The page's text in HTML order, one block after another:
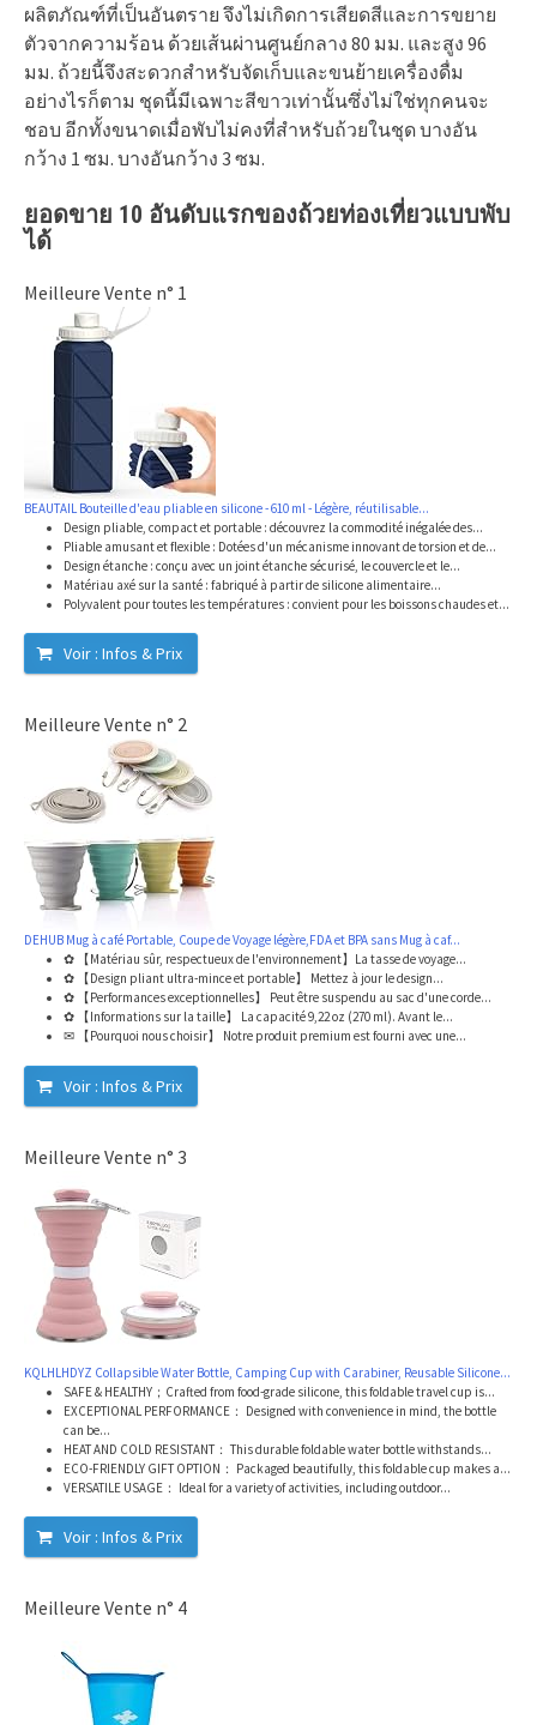
ผลิตภัณฑ์ที่เป็นอันตราย จึงไม่เกิดการเสียดสีและการขยาย
ตัวจากความร้อน ด้วยเส้นผ่านศูนย์กลาง 80 มม. และสูง 96
มม. ถ้วยนี้จึงสะดวกสำหรับจัดเก็บและขนย้ายเครื่องดื่ม
อย่างไรก็ตาม ชุดนี้มีเฉพาะสีขาวเท่านั้นซึ่งไม่ใช่ทุกคนจะ
ชอบ อีกทั้งขนาดเมื่อพับไม่คงที่สำหรับถ้วยในชุด บางอัน
กว้าง 1 ซม. บางอันกว้าง 3 ซม.
ยอดขาย 10 อันดับแรกของถ้วยท่องเที่ยวแบบพับ
ได้
Meilleure Vente n° 1
BEAUTAIL Bouteille d'eau pliable en silicone - 610 ml - Légère, réutilisable...
Design pliable, compact et portable : découvrez la commodité inégalée des...
Pliable amusant et flexible : Dotées d'un mécanisme innovant de torsion et de...
Design étanche : conçu avec un joint étanche sécurisé, le couvercle et le...
Matériau axé sur la santé : fabriqué à partir de silicone alimentaire...
Polyvalent pour toutes les températures : convient pour les boissons chaudes et...
Voir : Infos & Prix
Meilleure Vente n° 2
DEHUB Mug à café Portable, Coupe de Voyage légère,FDA et BPA sans Mug à caf...
✿ 【Matériau sûr, respectueux de l'environnement】La tasse de voyage...
✿ 【Design pliant ultra-mince et portable】 Mettez à jour le design...
✿ 【Performances exceptionnelles】 Peut être suspendu au sac d'une corde...
✿ 【Informations sur la taille】 La capacité 9,22 oz (270 ml). Avant le...
✉ 【Pourquoi nous choisir】 Notre produit premium est fourni avec une...
Voir : Infos & Prix
Meilleure Vente n° 3
KQLHLHDYZ Collapsible Water Bottle, Camping Cup with Carabiner, Reusable Silicone...
SAFE & HEALTHY；Crafted from food-grade silicone, this foldable travel cup is...
EXCEPTIONAL PERFORMANCE： Designed with convenience in mind, the bottle
can be...
HEAT AND COLD RESISTANT： This durable foldable water bottle withstands...
ECO-FRIENDLY GIFT OPTION： Packaged beautifully, this foldable cup makes a...
VERSATILE USAGE： Ideal for a variety of activities, including outdoor...
Voir : Infos & Prix
Meilleure Vente n° 4